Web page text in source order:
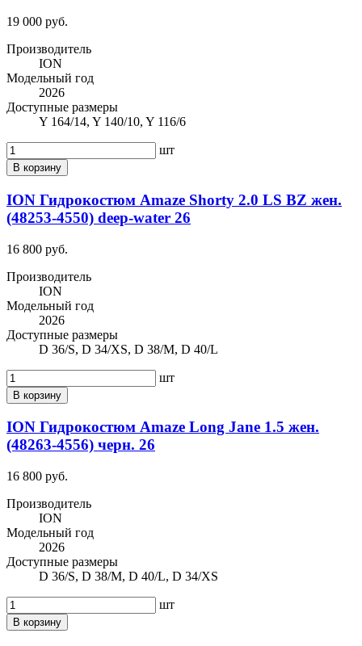
19 000 руб.
Производитель
ION
Модельный год
2026
Доступные размеры
Y 164/14, Y 140/10, Y 116/6
шт
В корзину
ION Гидрокостюм Amaze Shorty 2.0 LS BZ жен.
(48253-4550) deep-water 26
16 800 руб.
Производитель
ION
Модельный год
2026
Доступные размеры
D 36/S, D 34/XS, D 38/M, D 40/L
шт
В корзину
ION Гидрокостюм Amaze Long Jane 1.5 жен.
(48263-4556) черн. 26
16 800 руб.
Производитель
ION
Модельный год
2026
Доступные размеры
D 36/S, D 38/M, D 40/L, D 34/XS
шт
В корзину